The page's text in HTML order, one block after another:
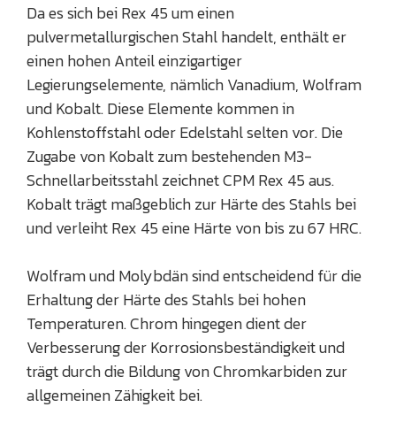
Da es sich bei Rex 45 um einen
pulvermetallurgischen Stahl handelt, enthält er
einen hohen Anteil einzigartiger
Legierungselemente, nämlich Vanadium, Wolfram
und Kobalt. Diese Elemente kommen in
Kohlenstoffstahl oder Edelstahl selten vor. Die
Zugabe von Kobalt zum bestehenden M3-
Schnellarbeitsstahl zeichnet CPM Rex 45 aus.
Kobalt trägt maßgeblich zur Härte des Stahls bei
und verleiht Rex 45 eine Härte von bis zu 67 HRC.
Wolfram und Molybdän sind entscheidend für die
Erhaltung der Härte des Stahls bei hohen
Temperaturen. Chrom hingegen dient der
Verbesserung der Korrosionsbeständigkeit und
trägt durch die Bildung von Chromkarbiden zur
allgemeinen Zähigkeit bei.